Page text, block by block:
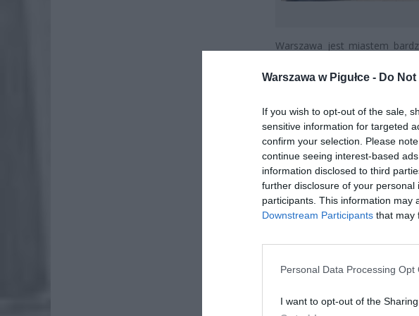
Warszawa w Pigułce - Do
If you wish to opt-out of the sale,
sensitive information for targeted
confirm your selection. Please
continue seeing interest-based
information disclosed to third
further disclosure of your personal
participants. This information may
Downstream Participants that may
Personal Data Processing Opt
I want to opt-out of the
Warszawa jest miastem
pochylających się nad mapą.